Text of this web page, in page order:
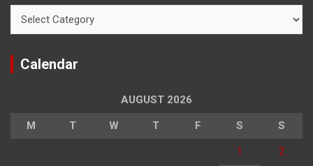
Calendar
AUGUST 2026
M T W T F S S
1 2